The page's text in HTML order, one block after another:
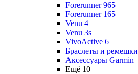
Forerunner 965
Forerunner 165
Venu 4
Venu 3s
VivoActive 6
Браслеты и ремешки
Аксессуары Garmin
Ещё 10